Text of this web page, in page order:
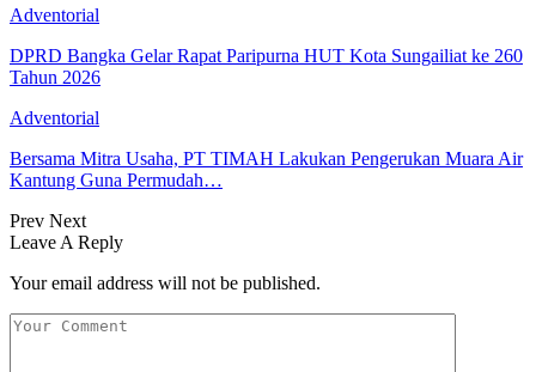
Adventorial
DPRD Bangka Gelar Rapat Paripurna HUT Kota Sungailiat ke 260
Tahun 2026
Adventorial
Bersama Mitra Usaha, PT TIMAH Lakukan Pengerukan Muara Air
Kantung Guna Permudah…
Prev Next
Leave A Reply
Your email address will not be published.